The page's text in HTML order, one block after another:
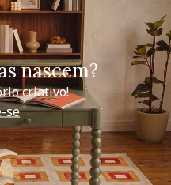
nascem?
criativo!
se